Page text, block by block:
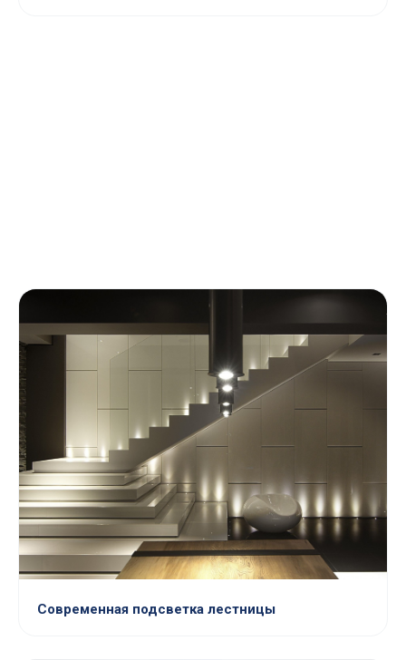
Современная подсветка лестницы